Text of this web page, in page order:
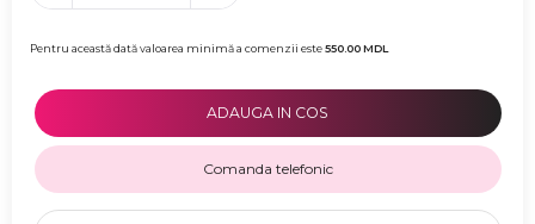
Pentru această dată valoarea minimă a comenzii este550.00MDL
ADAUGA IN COS
Comanda telefonic